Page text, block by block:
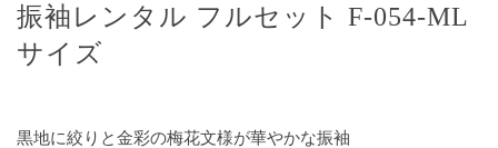
振袖レンタル フルセット F-054-ML
サイズ
黒地に絞りと金彩の梅花文様が華やかな振袖